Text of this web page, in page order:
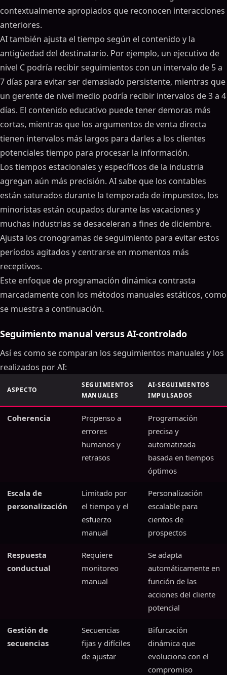
contextualmente apropiados que reconocen interacciones
anteriores.
AI también ajusta el tiempo según el contenido y la
antigüedad del destinatario. Por ejemplo, un ejecutivo de
nivel C podría recibir seguimientos con un intervalo de 5 a
7 días para evitar ser demasiado persistente, mientras que
un gerente de nivel medio podría recibir intervalos de 3 a 4
días. El contenido educativo puede tener demoras más
cortas, mientras que los argumentos de venta directa
tienen intervalos más largos para darles a los clientes
potenciales tiempo para procesar la información.
Los tiempos estacionales y específicos de la industria
agregan aún más precisión. AI sabe que los contables
están saturados durante la temporada de impuestos, los
minoristas están ocupados durante las vacaciones y
muchas industrias se desaceleran a fines de diciembre.
Ajusta los cronogramas de seguimiento para evitar estos
períodos agitados y centrarse en momentos más
receptivos.
Este enfoque de programación dinámica contrasta
marcadamente con los métodos manuales estáticos, como
se muestra a continuación.
Seguimiento manual versus AI-controlado
Así es como se comparan los seguimientos manuales y los
realizados por AI:
ASPECTO
SEGUIMIENTOS
MANUALES
AI-SEGUIMIENTOS
IMPULSADOS
Coherencia
Propenso a
errores
humanos y
retrasos
Programación
precisa y
automatizada
basada en tiempos
óptimos
Escala de
personalización
Limitado por
el tiempo y el
esfuerzo
manual
Personalización
escalable para
cientos de
prospectos
Respuesta
conductual
Requiere
monitoreo
manual
Se adapta
automáticamente en
función de las
acciones del cliente
potencial
Gestión de
secuencias
Secuencias
fijas y difíciles
de ajustar
Bifurcación
dinámica que
evoluciona con el
compromiso